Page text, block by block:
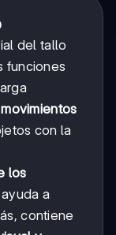
del tallo
funciones
con la
los
a
contiene